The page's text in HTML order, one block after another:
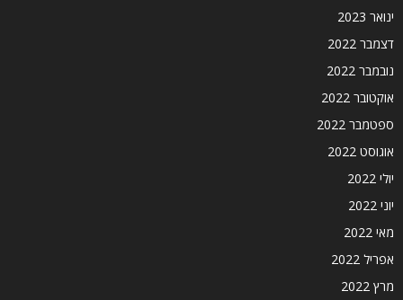
ינואר 2023
דצמבר 2022
נובמבר 2022
אוקטובר 2022
ספטמבר 2022
אוגוסט 2022
יולי 2022
יוני 2022
מאי 2022
אפריל 2022
מרץ 2022